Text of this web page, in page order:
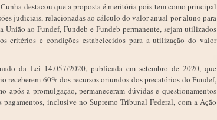
destacou que a proposta é meritória pois tem como principal
judiciais, relacionadas ao cálculo do valor anual por aluno para
ao Fundef, Fundeb e Fundeb permanente, sejam utilizados
critérios e condições estabelecidos para a utilização do valor
da Lei 14.057/2020, publicada em setembro de 2020, que
receberem 60% dos recursos oriundos dos precatórios do Fundef,
após a promulgação, permaneceram dúvidas e questionamentos
inclusive no Supremo Tribunal Federal, com a Ação